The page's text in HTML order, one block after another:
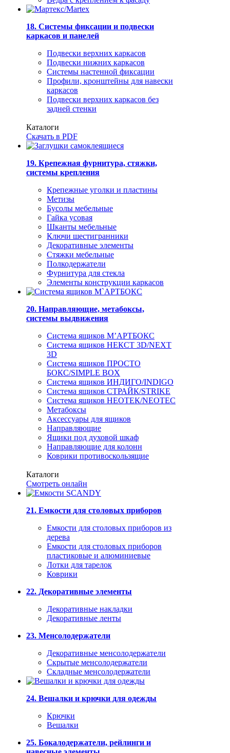
18. Системы фиксации и подвески
каркасов и панелей
Подвески верхних каркасов
Подвески нижних каркасов
Системы настенной фиксации
Профили, кронштейны для навески
каркасов
Подвески верхних каркасов без
задней стенки
Каталоги
Скачать в PDF
19. Крепежная фурнитура, стяжки,
системы крепления
Крепежные уголки и пластины
Метизы
Бусолы мебельные
Гайка усовая
Шканты мебельные
Ключи шестигранники
Декоративные элементы
Стяжки мебельные
Полкодержатели
Фурнитура для стекла
Элементы конструкции каркасов
20. Направляющие, метабоксы,
системы выдвижения
Система ящиков М’АРТБОКС
Система ящиков НЕКСТ 3D/NEXT
3D
Система ящиков ПРОСТО
БОКС/SIMPLE BOX
Система ящиков ИНДИГО/INDIGO
Система ящиков СТРАЙК/STRIKE
Система ящиков НЕОТЕК/NEOTEC
Метабоксы
Аксессуары для ящиков
Направляющие
Ящики под духовой шкаф
Направляющие для колонн
Коврики противоскользящие
Каталоги
Смотреть онлайн
21. Емкости для столовых приборов
Емкости для столовых приборов из
дерева
Емкости для столовых приборов
пластиковые и алюминиевые
Лотки для тарелок
Коврики
22. Декоративные элементы
Декоративные накладки
Декоративные ленты
23. Менсолодержатели
Декоративные менсолодержатели
Скрытые менсолодержатели
Складные менсолодержатели
24. Вешалки и крючки для одежды
Крючки
Вешалки
25. Бокалодержатели, рейлинги и